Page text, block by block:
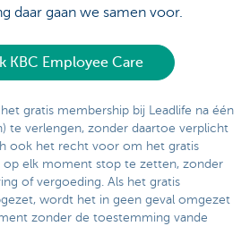
daar gaan we samen voor.
KBC Employee Care
gratis membership bij Leadlife na één
te verlengen, zonder daartoe verplicht
ook het recht voor om het gratis
op elk moment stop te zetten, zonder
of vergoeding. Als het gratis
wordt het in geen geval omgezet
zonder de toestemming vande